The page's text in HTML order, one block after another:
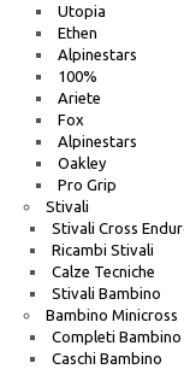
Utopia
Ethen
Alpinestars
100%
Ariete
Fox
Alpinestars
Oakley
Pro Grip
Stivali
Stivali Cross
Ricambi Stivali
Calze Tecniche
Stivali Bambino
Bambino Minicross
Completi Bambino
Caschi Bambino